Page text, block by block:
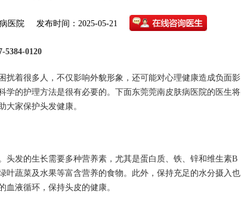
医院 发布时间：2025-05-21
5384-0120
扰着很多人，不仅影响外貌形象，还可能对心理健康造成负面影
学的护理方法是很有必要的。下面东莞莞南皮肤病医院的医生将
大家保护头发健康。
头发的生长需要多种营养素，尤其是蛋白质、铁、锌和维生素B
叶蔬菜及水果等富含营养的食物。此外，保持充足的水分摄入也
血液循环，保持头皮的健康。